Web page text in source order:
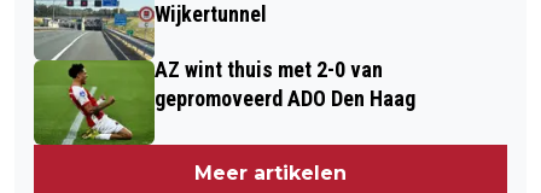
Wijkertunnel
AZ wint thuis met 2-0 van
gepromoveerd ADO Den Haag
Meer artikelen